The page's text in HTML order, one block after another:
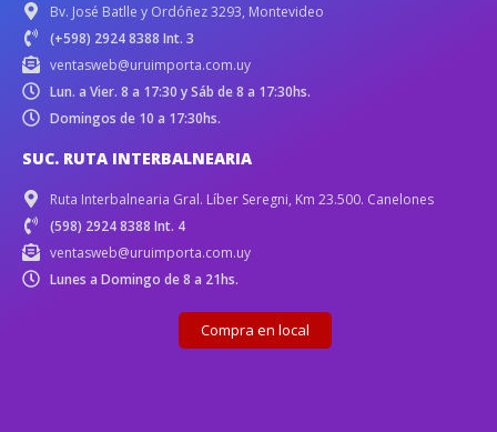
Bv. José Batlle y Ordóñez 3293, Montevideo
(+598) 2924 8388 Int. 3
ventasweb@uruimporta.com.uy
Lun. a Vier. 8 a 17:30 y Sáb de 8 a 17:30hs.
Domingos de 10 a 17:30hs.
SUC. RUTA INTERBALNEARIA
Ruta Interbalnearia Gral. Líber Seregni, Km 23.500. Canelones
(598) 2924 8388 Int. 4
ventasweb@uruimporta.com.uy
Lunes a Domingo de 8 a 21hs.
Compra en local